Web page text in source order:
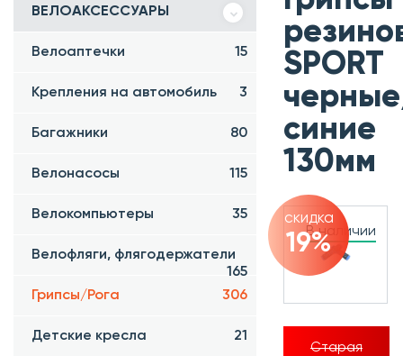
ВЕЛОАКСЕССУАРЫ
Велоаптечки 15
Крепления на автомобиль 3
Багажники 80
Велонасосы 115
Велокомпьютеры 35
Велофляги, флягодержатели
165
Грипсы/Рога
306
Детские кресла 21
SPORT
синие
130мм
В наличии
скидка
19%
Старая